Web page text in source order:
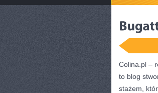
Colina.pl –
to blog
stażem,